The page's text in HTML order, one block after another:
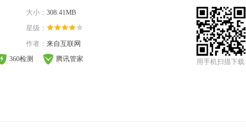
大小： 308.41MB
星级：
作者： 来自互联网
360检测 腾讯管家 用手机扫描下载